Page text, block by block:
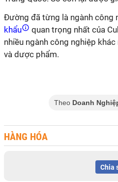
Đường đã từng là ngành công
khẩu
quan trọng nhất của
nhiều ngành công nghiệp
và dược phẩm.
Theo Doanh
HÀNG HÓA
Chia